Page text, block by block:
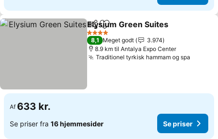
Del Føj til favoritter
Elysium Green Suites
4 Stjerner
8,1 Meget godt
3.974
8.9 km til Antalya Expo Center
Traditionel tyrkisk hammam og spa
Af 633 kr.
Se priser fra 16 hjemmesider Se priser